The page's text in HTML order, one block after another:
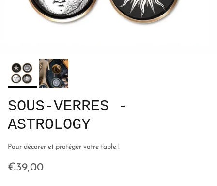
SOUS-VERRES -
ASTROLOGY
Pour décorer et protéger votre table !
Prix habituel
€39,00